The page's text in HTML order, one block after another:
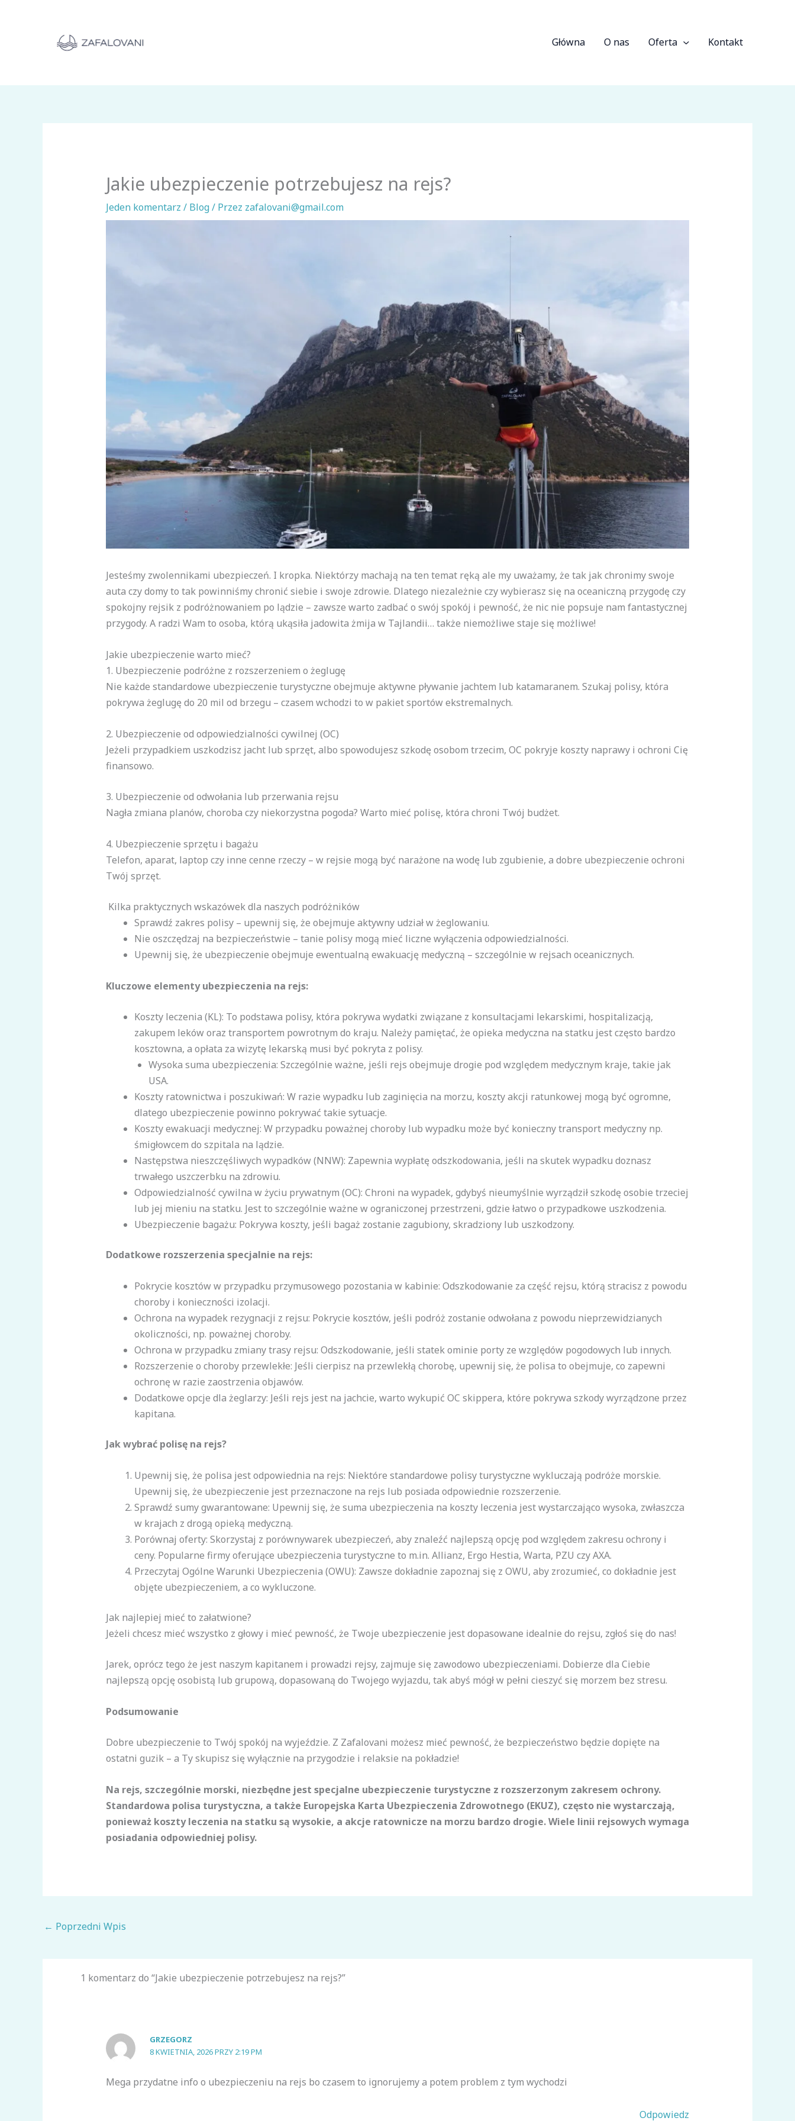
Główna O nas Oferta Kontakt
Jakie ubezpieczenie potrzebujesz na rejs?
Jeden komentarz / Blog/ Przez zafalovani@gmail.com
Jesteśmy zwolennikami ubezpieczeń. I kropka. Niektórzy machają na ten temat ręką ale my uważamy, że tak jak chronimy swoje
auta czy domy to tak powinniśmy chronić siebie i swoje zdrowie. Dlatego niezależnie czy wybierasz się na oceaniczną przygodę czy
spokojny rejsik z podróżnowaniem po lądzie – zawsze warto zadbać o swój spokój i pewność, że nic nie popsuje nam fantastycznej
przygody. A radzi Wam to osoba, którą ukąsiła jadowita żmija w Tajlandii… także niemożliwe staje się możliwe!
Jakie ubezpieczenie warto mieć?
1. Ubezpieczenie podróżne z rozszerzeniem o żeglugę
Nie każde standardowe ubezpieczenie turystyczne obejmuje aktywne pływanie jachtem lub katamaranem. Szukaj polisy, która
pokrywa żeglugę do 20 mil od brzegu – czasem wchodzi to w pakiet sportów ekstremalnych.
2. Ubezpieczenie od odpowiedzialności cywilnej (OC)
Jeżeli przypadkiem uszkodzisz jacht lub sprzęt, albo spowodujesz szkodę osobom trzecim, OC pokryje koszty naprawy i ochroni Cię
finansowo.
3. Ubezpieczenie od odwołania lub przerwania rejsu
Nagła zmiana planów, choroba czy niekorzystna pogoda? Warto mieć polisę, która chroni Twój budżet.
4. Ubezpieczenie sprzętu i bagażu
Telefon, aparat, laptop czy inne cenne rzeczy – w rejsie mogą być narażone na wodę lub zgubienie, a dobre ubezpieczenie ochroni
Twój sprzęt.
Kilka praktycznych wskazówek dla naszych podróżników
Sprawdź zakres polisy – upewnij się, że obejmuje aktywny udział w żeglowaniu.
Nie oszczędzaj na bezpieczeństwie – tanie polisy mogą mieć liczne wyłączenia odpowiedzialności.
Upewnij się, że ubezpieczenie obejmuje ewentualną ewakuację medyczną – szczególnie w rejsach oceanicznych.
Kluczowe elementy ubezpieczenia na rejs:
Koszty leczenia (KL): To podstawa polisy, która pokrywa wydatki związane z konsultacjami lekarskimi, hospitalizacją,
zakupem leków oraz transportem powrotnym do kraju. Należy pamiętać, że opieka medyczna na statku jest często bardzo
kosztowna, a opłata za wizytę lekarską musi być pokryta z polisy.
Wysoka suma ubezpieczenia: Szczególnie ważne, jeśli rejs obejmuje drogie pod względem medycznym kraje, takie jak
USA.
Koszty ratownictwa i poszukiwań: W razie wypadku lub zaginięcia na morzu, koszty akcji ratunkowej mogą być ogromne,
dlatego ubezpieczenie powinno pokrywać takie sytuacje.
Koszty ewakuacji medycznej: W przypadku poważnej choroby lub wypadku może być konieczny transport medyczny np.
śmigłowcem do szpitala na lądzie.
Następstwa nieszczęśliwych wypadków (NNW): Zapewnia wypłatę odszkodowania, jeśli na skutek wypadku doznasz
trwałego uszczerbku na zdrowiu.
Odpowiedzialność cywilna w życiu prywatnym (OC): Chroni na wypadek, gdybyś nieumyślnie wyrządził szkodę osobie trzeciej
lub jej mieniu na statku. Jest to szczególnie ważne w ograniczonej przestrzeni, gdzie łatwo o przypadkowe uszkodzenia.
Ubezpieczenie bagażu: Pokrywa koszty, jeśli bagaż zostanie zagubiony, skradziony lub uszkodzony.
Dodatkowe rozszerzenia specjalnie na rejs:
Pokrycie kosztów w przypadku przymusowego pozostania w kabinie: Odszkodowanie za część rejsu, którą stracisz z powodu
choroby i konieczności izolacji.
Ochrona na wypadek rezygnacji z rejsu: Pokrycie kosztów, jeśli podróż zostanie odwołana z powodu nieprzewidzianych
okoliczności, np. poważnej choroby.
Ochrona w przypadku zmiany trasy rejsu: Odszkodowanie, jeśli statek ominie porty ze względów pogodowych lub innych.
Rozszerzenie o choroby przewlekłe: Jeśli cierpisz na przewlekłą chorobę, upewnij się, że polisa to obejmuje, co zapewni
ochronę w razie zaostrzenia objawów.
Dodatkowe opcje dla żeglarzy: Jeśli rejs jest na jachcie, warto wykupić OC skippera, które pokrywa szkody wyrządzone przez
kapitana.
Jak wybrać polisę na rejs?
Upewnij się, że polisa jest odpowiednia na rejs: Niektóre standardowe polisy turystyczne wykluczają podróże morskie.
Upewnij się, że ubezpieczenie jest przeznaczone na rejs lub posiada odpowiednie rozszerzenie.
Sprawdź sumy gwarantowane: Upewnij się, że suma ubezpieczenia na koszty leczenia jest wystarczająco wysoka, zwłaszcza
w krajach z drogą opieką medyczną.
Porównaj oferty: Skorzystaj z porównywarek ubezpieczeń, aby znaleźć najlepszą opcję pod względem zakresu ochrony i
ceny. Popularne firmy oferujące ubezpieczenia turystyczne to m.in. Allianz, Ergo Hestia, Warta, PZU czy AXA.
Przeczytaj Ogólne Warunki Ubezpieczenia (OWU): Zawsze dokładnie zapoznaj się z OWU, aby zrozumieć, co dokładnie jest
objęte ubezpieczeniem, a co wykluczone.
Jak najlepiej mieć to załatwione?
Jeżeli chcesz mieć wszystko z głowy i mieć pewność, że Twoje ubezpieczenie jest dopasowane idealnie do rejsu, zgłoś się do nas!
Jarek, oprócz tego że jest naszym kapitanem i prowadzi rejsy, zajmuje się zawodowo ubezpieczeniami. Dobierze dla Ciebie
najlepszą opcję osobistą lub grupową, dopasowaną do Twojego wyjazdu, tak abyś mógł w pełni cieszyć się morzem bez stresu.
Podsumowanie
Dobre ubezpieczenie to Twój spokój na wyjeździe. Z Zafalovani możesz mieć pewność, że bezpieczeństwo będzie dopięte na
ostatni guzik – a Ty skupisz się wyłącznie na przygodzie i relaksie na pokładzie!
Na rejs, szczególnie morski, niezbędne jest specjalne ubezpieczenie turystyczne z rozszerzonym zakresem ochrony.
Standardowa polisa turystyczna, a także Europejska Karta Ubezpieczenia Zdrowotnego (EKUZ), często nie wystarczają,
ponieważ koszty leczenia na statku są wysokie, a akcje ratownicze na morzu bardzo drogie. Wiele linii rejsowych wymaga
posiadania odpowiedniej polisy.
← Poprzedni Wpis
1 komentarz do “Jakie ubezpieczenie potrzebujesz na rejs?”
GRZEGORZ
8 KWIETNIA, 2026 PRZY 2:19 PM
Mega przydatne info o ubezpieczeniu na rejs bo czasem to ignorujemy a potem problem z tym wychodzi
Odpowiedz